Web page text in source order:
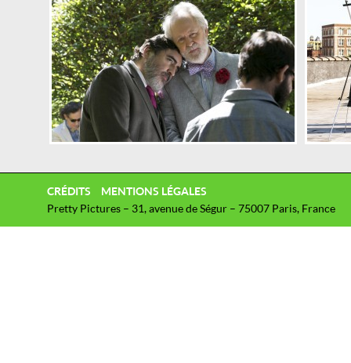
CRÉDITS
MENTIONS LÉGALES
Pretty Pictures – 31, avenue de Ségur – 75007 Paris, France